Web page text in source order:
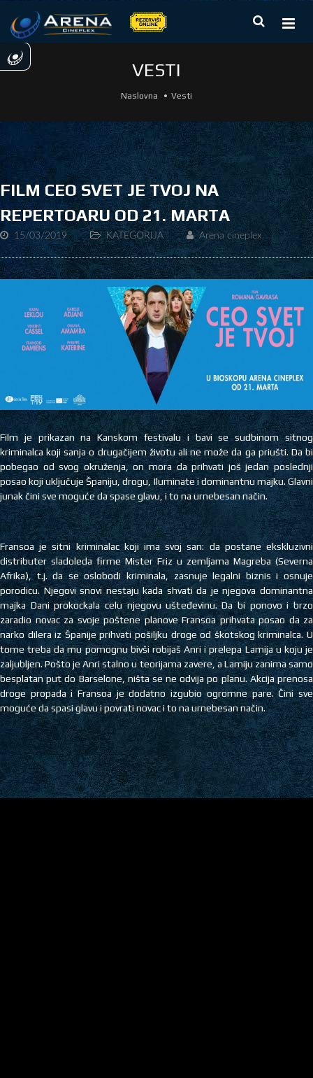
VESTI
Naslovna Vesti
FILM CEO SVET JE TVOJ NA
REPERTOARU OD 21. MARTA
15/03/2019 KATEGORIJA Arena cineplex
Film je prikazan na Kanskom festivalu i bavi se sudbinom sitnog
kriminalca koji sanja o drugačijem životu ali ne može da ga priušti. Da bi
pobegao od svog okruženja, on mora da prihvati još jedan poslednji
posao koji uključuje Španiju, drogu, Iluminate i dominantnu majku. Glavni
junak čini sve moguće da spase glavu, i to na urnebesan način.
Fransoa je sitni kriminalac koji ima svoj san: da postane ekskluzivni
distributer sladoleda firme Mister Friz u zemljama Magreba (Severna
Afrika), t.j. da se oslobodi kriminala, zasnuje legalni biznis i osnuje
porodicu. Njegovi snovi nestaju kada shvati da je njegova dominantna
majka Dani prokockala celu njegovu ušteđevinu. Da bi ponovo i brzo
zaradio novac za svoje poštene planove Fransoa prihvata posao da za
narko dilera iz Španije prihvati pošiljku droge od škotskog kriminalca. U
tome treba da mu pomognu bivši robijaš Anri i prelepa Lamija u koju je
zaljubljen. Pošto je Anri stalno u teorijama zavere, a Lamiju zanima samo
besplatan put do Barselone, ništa se ne odvija po planu. Akcija prenosa
droge propada i Fransoa je dodatno izgubio ogromne pare. Čini sve
moguće da spasi glavu i povrati novac i to na urnebesan način.